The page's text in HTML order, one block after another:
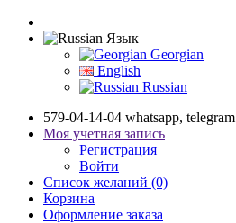
Язык
Georgian
English
Russian
579-04-14-04 whatsapp, telegram
Моя учетная запись
Регистрация
Войти
Список желаний (0)
Корзина
Оформление заказа